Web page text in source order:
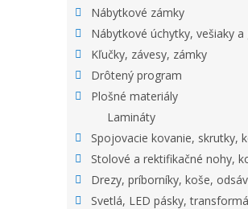
Nábytkové zámky
Nábytkové úchytky, vešiaky
Kľučky, závesy, zámky
Drôtený program
Plošné materiály
Lamináty
Spojovacie kovanie, skrutky,
Stolové a rektifikačné nohy,
Drezy, príborníky, koše,
Svetlá, LED pásky,